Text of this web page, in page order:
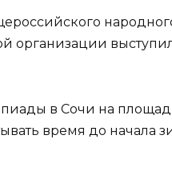
организации
в Сочи на
время до начала